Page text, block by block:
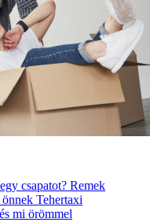
csapatot? Remek
Tehertaxi
mi örömmel